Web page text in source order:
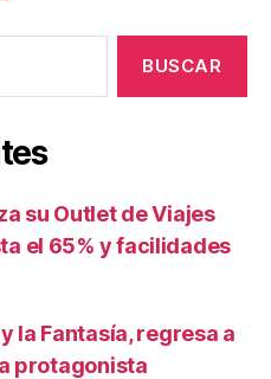
su Outlet de Viajes
el 65% y facilidades
la Fantasía, regresa a
protagonista